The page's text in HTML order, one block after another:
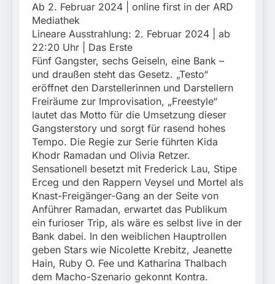
Beinahekollision an
/ Bundespolizei ermittelt
wegen gefährlichen
Eingriffs in den
Bahnverkehr
5. August 2026
Ab 2. Februar 2024 | online first in der ARD
Mediathek
Lineare Ausstrahlung: 2. Februar 2024 | ab
22:20 Uhr | Das Erste
Fünf Gangster, sechs Geiseln, eine Bank –
und draußen steht das Gesetz. „Testo“
eröffnet den Darstellerinnen und Darstellern
Freiräume zur Improvisation, „Freestyle“
lautet das Motto für die Umsetzung dieser
Gangsterstory und sorgt für rasend hohes
Tempo. Die Regie zur Serie führten Kida
Khodr Ramadan und Olivia Retzer.
Sensationell besetzt mit Frederick Lau, Stipe
Erceg und den Rappern Veysel und Mortel als
Knast-Freigänger-Gang an der Seite von
Anführer Ramadan, erwartet das Publikum
ein furioser Trip, als wäre es selbst live in der
Bank dabei. In den weiblichen Hauptrollen
geben Stars wie Nicolette Krebitz, Jeanette
Hain, Ruby O. Fee und Katharina Thalbach
dem Macho-Szenario gekonnt Kontra.